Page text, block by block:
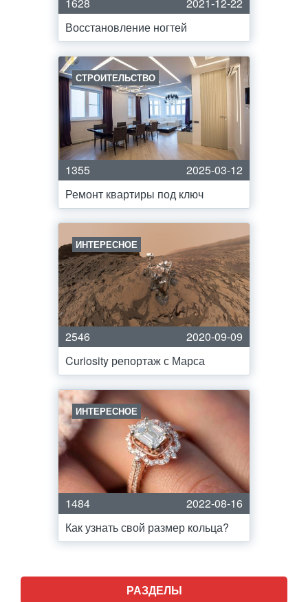
Восстановление ногтей
СТРОИТЕЛЬСТВО
1355
2025-03-12
Ремонт квартиры под ключ
ИНТЕРЕСНОЕ
2546
2020-09-09
Curiosity репортаж с Марса
ИНТЕРЕСНОЕ
1484
2022-08-16
Как узнать свой размер кольца?
РАЗДЕЛЫ